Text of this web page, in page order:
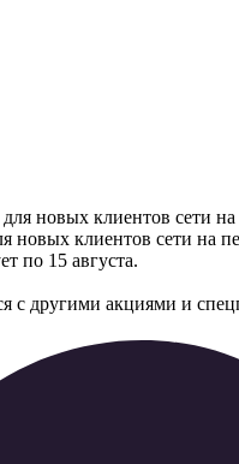
новых клиентов сети на
по 15 августа.
с другими акциями и